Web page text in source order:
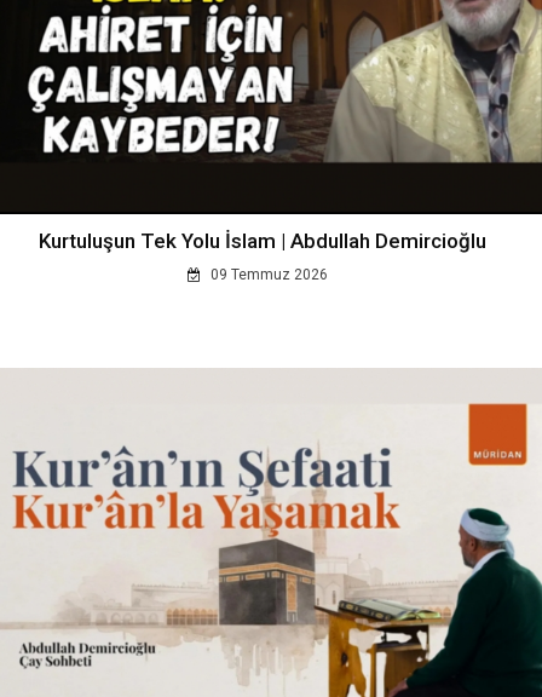
Kurtuluşun Tek Yolu İslam | Abdullah Demircioğlu
09 Temmuz 2026